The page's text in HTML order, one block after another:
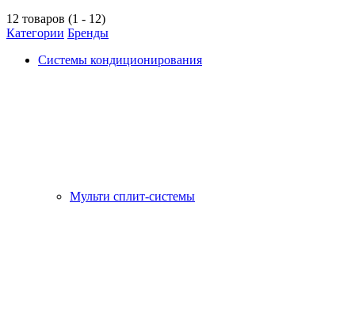
12 товаров (1 - 12)
Категории Бренды
Системы кондиционирования
Мульти сплит-системы